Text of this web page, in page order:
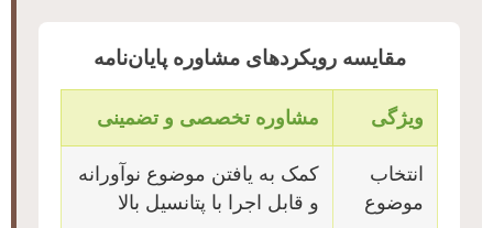
مقایسه رویکردهای مشاوره پایان‌نامه
ویژگی مشاوره تخصصی و تضمینی
انتخاب
موضوع
کمک به یافتن موضوع نوآورانه
و قابل اجرا با پتانسیل بالا